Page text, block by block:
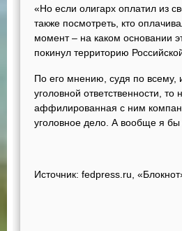
«Но если олигарх оплатил из
также посмотреть, кто
момент – на каком основании
покинул территорию
По его мнению, судя по всему,
уголовной ответственности,
аффилированная с ним
уголовное дело. А вообще я бы
Источник: fedpress.ru,